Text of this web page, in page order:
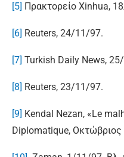
[5] Πρακτορείο Xinhua,
[6] Reuters, 24/11/97.
[7] Turkish Daily News,
[8] Reuters, 23/11/97.
[9] Kendal Nezan, «Le
Diplomatique, Οκτώβριος